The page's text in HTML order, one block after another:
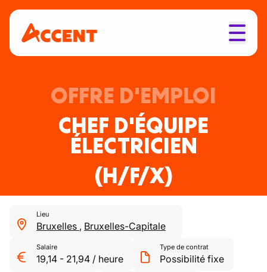
OFFRE D'EMPLOI
CHEF D'ÉQUIPE
ÉLECTRICIEN
(H/F/X)
Lieu
Bruxelles , Bruxelles-Capitale
Salaire
19,14 - 21,94 / heure
Type de contrat
Possibilité fixe